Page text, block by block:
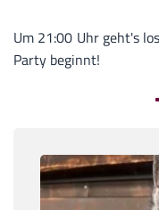
Um 21:00 Uhr geht's
Party beginnt!